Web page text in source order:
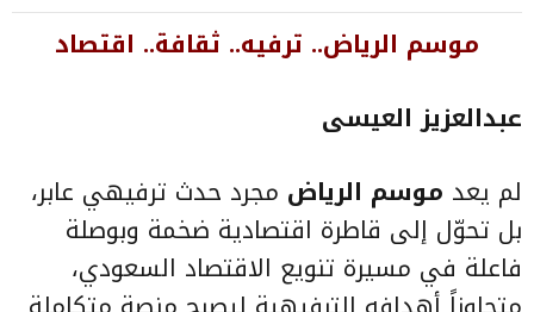
موسم الرياض.. ترفيه.. ثقافة.. اقتصاد
عبدالعزيز العيسى
لم يعد موسم الرياض مجرد حدث ترفيهي عابر،
بل تحوّل إلى قاطرة اقتصادية ضخمة وبوصلة
فاعلة في مسيرة تنويع الاقتصاد السعودي،